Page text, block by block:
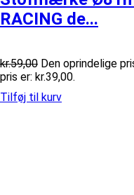
RACING de...
kr.59,00 Den oprindelige
pris er: kr.39,00.
Tilføj til kurv